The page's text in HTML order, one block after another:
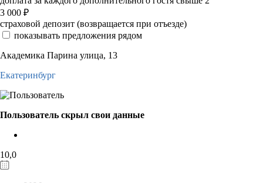
3 000 ₽
страховой депозит (возвращается при отъезде)
показывать предложения рядом
Академика Парина улица, 13
Екатеринбург
Пользователь скрыл свои данные
10,0